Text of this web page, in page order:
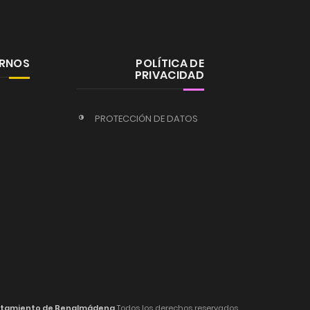
POLÍTICA DE
PRIVACIDAD
PROTECCIÓN DE DATOS